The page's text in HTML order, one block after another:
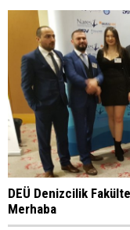
DEÜ Denizcilik
Merhaba